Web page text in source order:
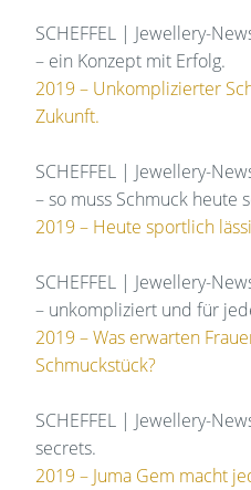
SCHEFFEL | Jewellery-
– ein Konzept mit Erfolg.
2019 – Unkomplizierter
Zukunft.
SCHEFFEL | Jewellery-
– so muss Schmuck heute
2019 – Heute sportlich
SCHEFFEL | Jewellery-
– unkompliziert und für
2019 – Was erwarten
Schmuckstück?
SCHEFFEL | Jewellery-
secrets.
2019 – Juma Gem macht